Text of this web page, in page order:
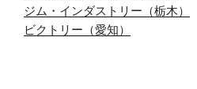
ジム・インダストリー（栃木）
ビクトリー（愛知）